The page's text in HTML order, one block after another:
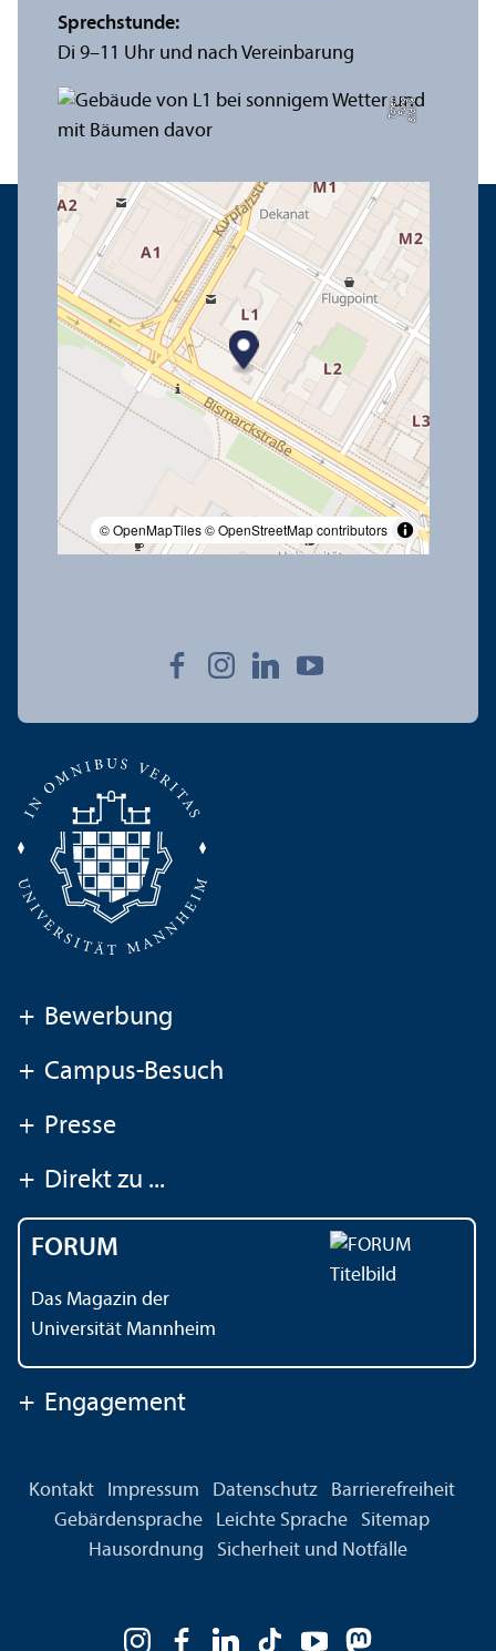
Bil
d:
Y
e
F
u
n
g
T
c
h
e
n
© OpenMapTiles© OpenStreetMap contributors
Sprechstunde:
Di 9–11 Uhr und nach Vereinbarung
+ Bewerbung
+ Campus-Besuch
+ Presse
+ Direkt zu ...
FORUM
Das Magazin der
Universität Mannheim
+ Engagement
Kontakt Impressum Datenschutz
Barrierefreiheit
Gebärdensprache
Leichte Sprache
Sitemap
Hausordnung
Sicherheit und Notfälle